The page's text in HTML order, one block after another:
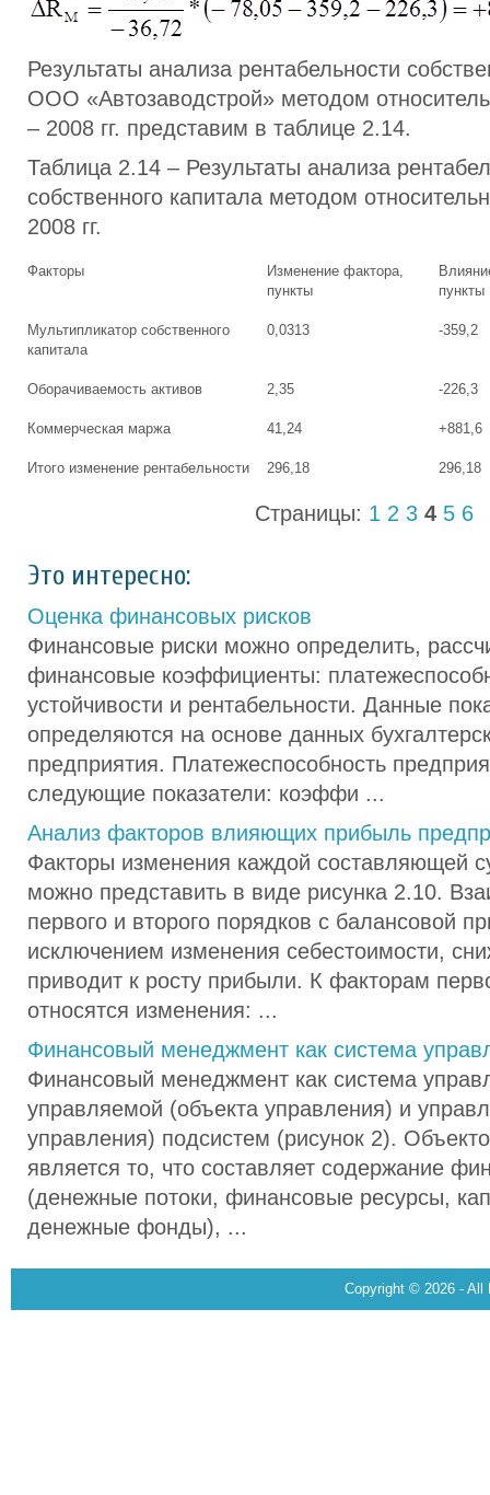
Результаты анализа рентабельности
ООО «Автозаводстрой» методом
– 2008 гг. представим в таблице 2.14.
Таблица 2.14 – Результаты анализа
собственного капитала методом
2008 гг.
Факторы
Изменение фактора,
пункты
пункты
Мультипликатор собственного
капитала
0,0313 -359,2
Оборачиваемость активов 2,35 -226,3
Коммерческая маржа 41,24 +881,6
Итого изменение рентабельности 296,18 296,18
Страницы: 1 2 3 4 5 6
Это интересно:
Оценка финансовых рисков
Финансовые риски можно определить,
финансовые коэффициенты:
устойчивости и рентабельности. Данные
определяются на основе данных
предприятия. Платежеспособность
следующие показатели: коэффи ...
Анализ факторов влияющих прибыль
Факторы изменения каждой составляющей
можно представить в виде рисунка 2.10.
первого и второго порядков с балансовой
исключением изменения себестоимости,
приводит к росту прибыли. К факторам
относятся изменения: ...
Финансовый менеджмент как система
Финансовый менеджмент как система
управляемой (объекта управления) и
управления) подсистем (рисунок 2).
является то, что составляет содержание
(денежные потоки, финансовые ресурсы,
денежные фонды), ...
Copyright © 2026 - All